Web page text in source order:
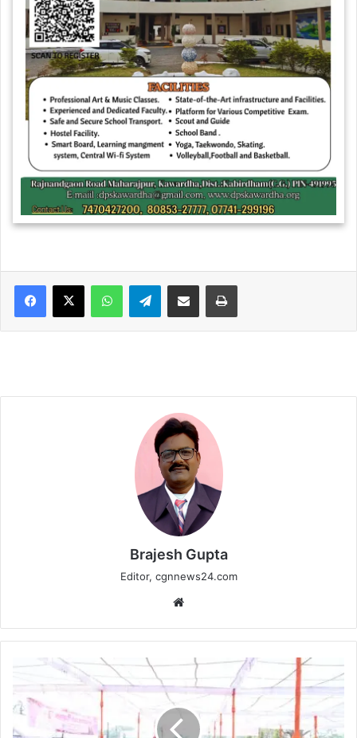
WhatsAppTelegramShare via Email Print
Brajesh Gupta
Editor, cgnnews24.com
अंतरराष्ट्रीय
दिवस
पर
पंडरिया